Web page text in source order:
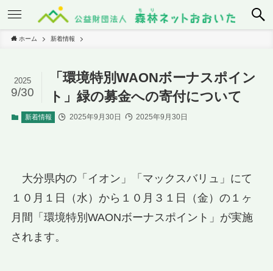
ホーム 新着情報
「環境特別WAONボーナスポイン
ト」緑の募金への寄付について
2025
9/30
新着情報 2025年9月30日 2025年9月30日
大分県内の「イオン」「マックスバリュ」にて
１０月１日（水）から１０月３１日（金）の１ヶ
月間「環境特別WAONボーナスポイント」が実施
されます。